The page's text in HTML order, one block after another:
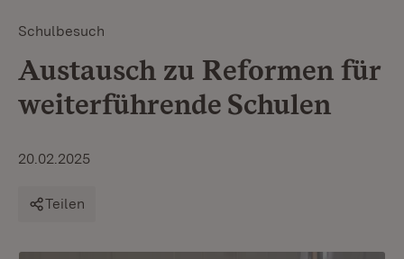
Schulbesuch
Austausch zu Reformen für
weiterführende Schulen
20.02.2025
Teilen